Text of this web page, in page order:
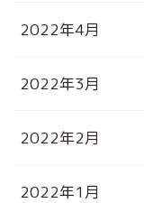
2022年4月
2022年3月
2022年2月
2022年1月